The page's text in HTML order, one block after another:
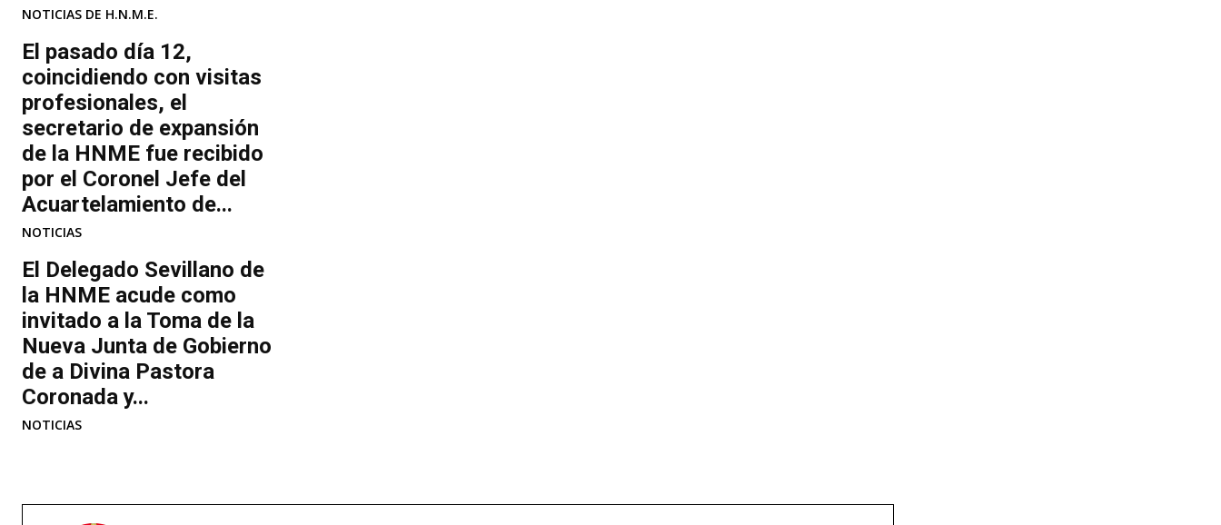
NOTICIAS DE H.N.M.E.
El pasado día 12,
coincidiendo con visitas
profesionales, el
secretario de expansión
de la HNME fue recibido
por el Coronel Jefe del
Acuartelamiento de...
NOTICIAS
El Delegado Sevillano de
la HNME acude como
invitado a la Toma de la
Nueva Junta de Gobierno
de a Divina Pastora
Coronada y...
NOTICIAS